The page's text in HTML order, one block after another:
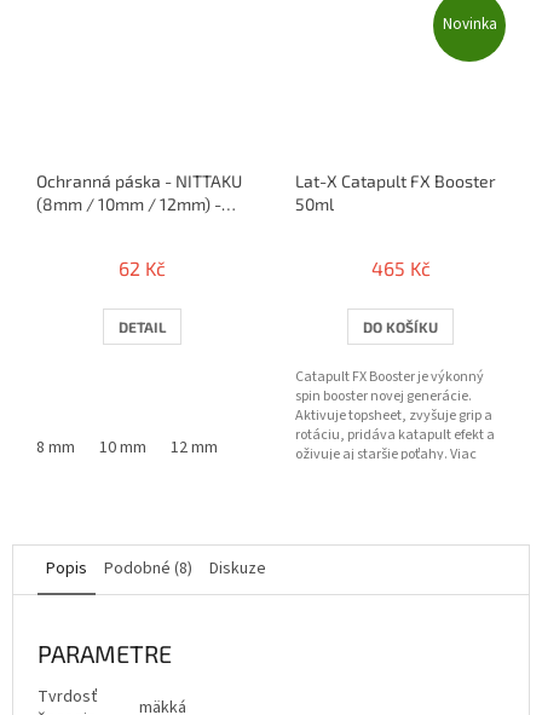
Ochranná páska - NITTAKU
(8mm / 10mm / 12mm) -
62 Kč
DETAIL
8 mm 10 mm 12 mm
Novinka
Lat-X Catapult FX Booster
50ml
465 Kč
DO KOŠÍKU
Catapult FX Booster je výkonný
spin booster novej generácie.
Aktivuje topsheet, zvyšuje grip a
rotáciu, pridáva katapult efekt a
oživuje aj staršie poťahy. Viac
Popis Podobné (8) Diskuze
PARAMETRE
Tvrdosť
mäkká